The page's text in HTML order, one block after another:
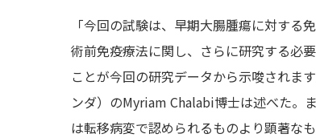
「今回の試験は、早期大腸腫瘍に対する
術前免疫療法に関し、さらに研究する必
ことが今回の研究データから示唆されま
ンダ）のMyriam Chalabi博士は述べた。
は転移病変で認められるものより顕著な